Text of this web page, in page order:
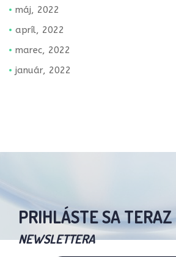
máj, 2022
apríl, 2022
marec, 2022
január, 2022
PRIHLÁSTE SA TERAZ
NEWSLETTERA